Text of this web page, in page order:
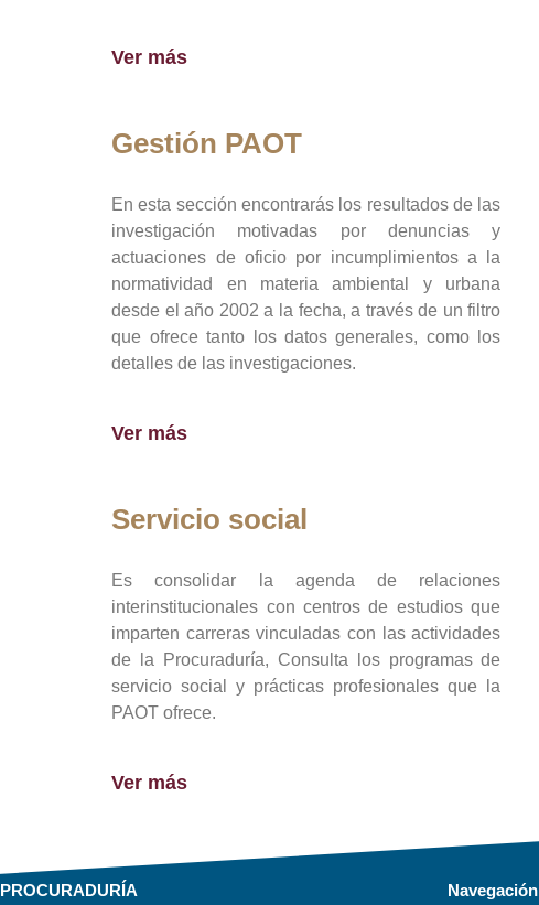
Ver más
Gestión PAOT
En esta sección encontrarás los resultados de las
investigación motivadas por denuncias y
actuaciones de oficio por incumplimientos a la
normatividad en materia ambiental y urbana
desde el año 2002 a la fecha, a través de un filtro
que ofrece tanto los datos generales, como los
detalles de las investigaciones.
Ver más
Servicio social
Es consolidar la agenda de relaciones
interinstitucionales con centros de estudios que
imparten carreras vinculadas con las actividades
de la Procuraduría, Consulta los programas de
servicio social y prácticas profesionales que la
PAOT ofrece.
Ver más
PROCURADURÍA Navegación